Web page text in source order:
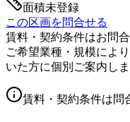
面積未登録
この区画を問合せる
賃料・契約条件はお問
ご希望業種・規模によ
いた方に個別ご案内しま
賃料・契約条件は問